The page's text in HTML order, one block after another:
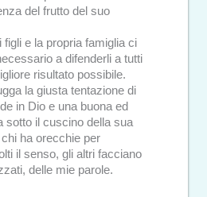
del frutto del suo
figli e la propria famiglia ci
a difenderli a tutti
risultato possibile.
la giusta tentazione di
in Dio e una buona ed
sotto il cuscino della sua
ha orecchie per
il senso, gli altri facciano
delle mie parole.